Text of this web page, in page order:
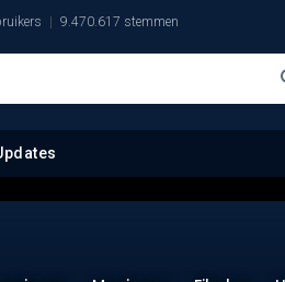
9.470.617 stemmen